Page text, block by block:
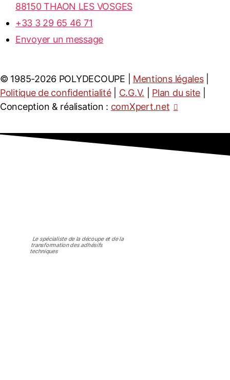
Le spécialiste de la découpe et de la
transformation des adhésifs
techniques
88150 THAON LES VOSGES
+33 3 29 65 46 71
Envoyer un message
© 1985-2026 POLYDECOUPE | Mentions légales|
Politique de confidentialité| C.G.V. Plan du site
Conception & réalisation : comXpert.net